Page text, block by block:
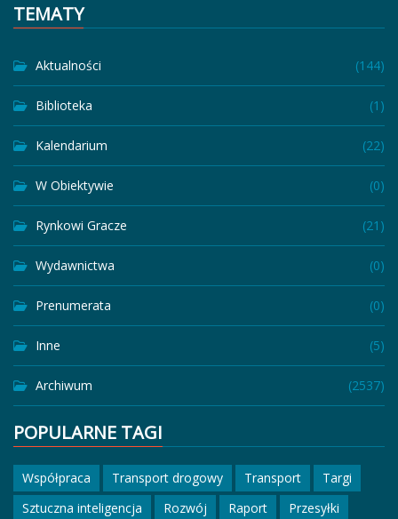
TEMATY
Aktualności (144)
Biblioteka (1)
Kalendarium (22)
W Obiektywie (0)
Rynkowi Gracze (21)
Wydawnictwa (0)
Prenumerata (0)
Inne (5)
Archiwum (2537)
POPULARNE TAGI
Współpraca Transport drogowy Transport
Targi
Sztuczna inteligencja
Rozwój Raport
Przesyłki